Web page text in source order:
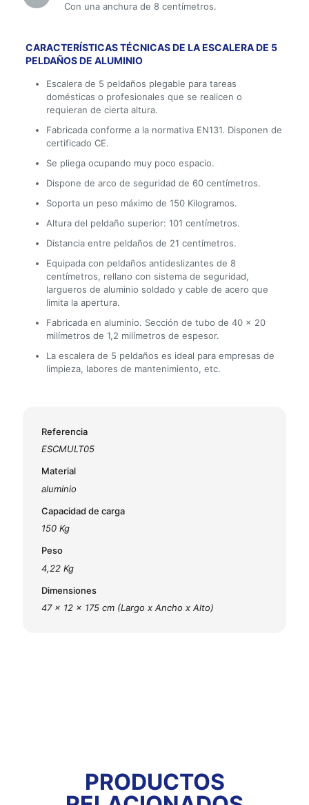
Con una anchura de 8 centímetros.
CARACTERÍSTICAS TÉCNICAS DE LA ESCALERA DE 5
PELDAÑOS DE ALUMINIO
Escalera de 5 peldaños plegable para tareas
domésticas o profesionales que se realicen o
requieran de cierta altura.
Fabricada conforme a la normativa EN131. Disponen de
certificado CE.
Se pliega ocupando muy poco espacio.
Dispone de arco de seguridad de 60 centímetros.
Soporta un peso máximo de 150 Kilogramos.
Altura del peldaño superior: 101 centímetros.
Distancia entre peldaños de 21 centímetros.
Equipada con peldaños antideslizantes de 8
centímetros, rellano con sistema de seguridad,
largueros de aluminio soldado y cable de acero que
limita la apertura.
Fabricada en aluminio. Sección de tubo de 40 x 20
milímetros de 1,2 milímetros de espesor.
La escalera de 5 peldaños es ideal para empresas de
limpieza, labores de mantenimiento, etc.
Referencia
ESCMULT05
Material
aluminio
Capacidad de carga
150 Kg
Peso
4,22 Kg
Dimensiones
47 x 12 x 175 cm (Largo x Ancho x Alto)
PRODUCTOS